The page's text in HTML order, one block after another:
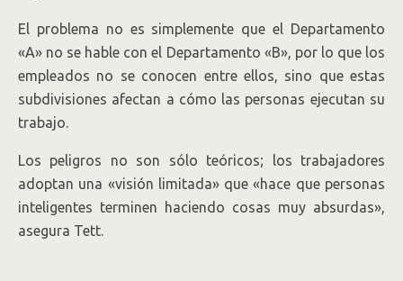
El problema no es simplemente que el Departamento
«A» no se hable con el Departamento «B», por lo que los
empleados no se conocen entre ellos, sino que estas
subdivisiones afectan a cómo las personas ejecutan su
trabajo.
Los peligros no son sólo teóricos; los trabajadores
adoptan una «visión limitada» que «hace que personas
inteligentes terminen haciendo cosas muy absurdas»,
asegura Tett.